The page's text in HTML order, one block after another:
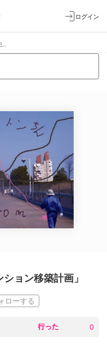
ログイン
ョン移築計画」
ローする
行った 0